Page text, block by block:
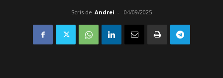
Scris de Andrei - 04/09/2025